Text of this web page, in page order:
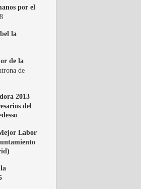
por el
la
de la
de
2013
del
Labor